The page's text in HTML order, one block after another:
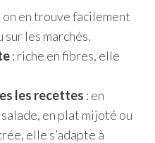
on en trouve facilement
sur les marchés.
: riche en fibres, elle
les recettes : en
en plat mijoté ou
elle s’adapte à